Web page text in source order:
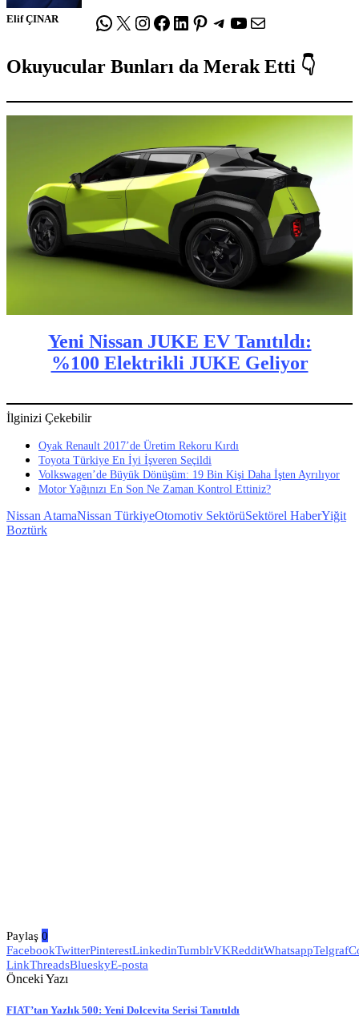
Elif ÇINAR WhatsApp
X Instagram
Facebook
LinkedIn
Pinterest
Telegram
YouTube
E-posta
Okuyucular Bunları da Merak Etti 👇
Yeni Nissan JUKE EV Tanıtıldı:
%100 Elektrikli JUKE Geliyor
İlginizi Çekebilir
Oyak Renault 2017’de Üretim Rekoru Kırdı
Toyota Türkiye En İyi İşveren Seçildi
Volkswagen’de Büyük Dönüşüm: 19 Bin Kişi Daha İşten Ayrılıyor
Motor Yağınızı En Son Ne Zaman Kontrol Ettiniz?
Nissan AtamaNissan TürkiyeOtomotiv SektörüSektörel HaberYiğit
Boztürk
Paylaş 0
FacebookTwitterPinterestLinkedinTumblrVKRedditWhatsappTelgraf
LinkThreadsBlueskyE-posta
Önceki Yazı
FIAT’tan Yazlık 500: Yeni Dolcevita Serisi Tanıtıldı